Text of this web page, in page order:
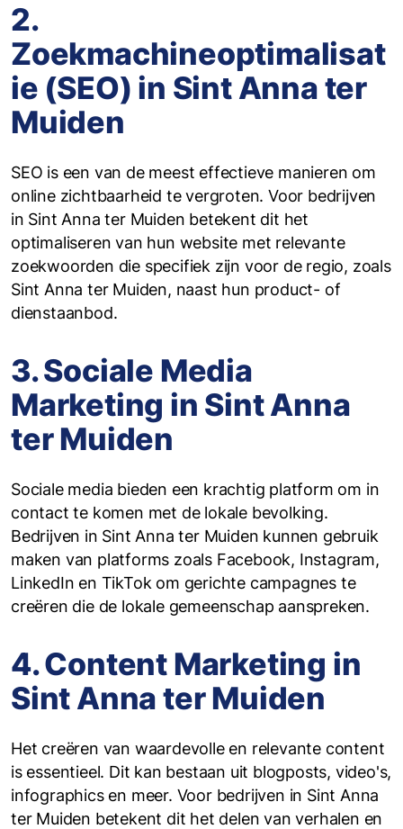
2.
Zoekmachineoptimalisat
ie (SEO) in Sint Anna ter
Muiden
SEO is een van de meest effectieve manieren om
online zichtbaarheid te vergroten. Voor bedrijven
in Sint Anna ter Muiden betekent dit het
optimaliseren van hun website met relevante
zoekwoorden die specifiek zijn voor de regio, zoals
Sint Anna ter Muiden, naast hun product- of
dienstaanbod.
3. Sociale Media
Marketing in Sint Anna
ter Muiden
Sociale media bieden een krachtig platform om in
contact te komen met de lokale bevolking.
Bedrijven in Sint Anna ter Muiden kunnen gebruik
maken van platforms zoals Facebook, Instagram,
LinkedIn en TikTok om gerichte campagnes te
creëren die de lokale gemeenschap aanspreken.
4. Content Marketing in
Sint Anna ter Muiden
Het creëren van waardevolle en relevante content
is essentieel. Dit kan bestaan uit blogposts, video's,
infographics en meer. Voor bedrijven in Sint Anna
ter Muiden betekent dit het delen van verhalen en